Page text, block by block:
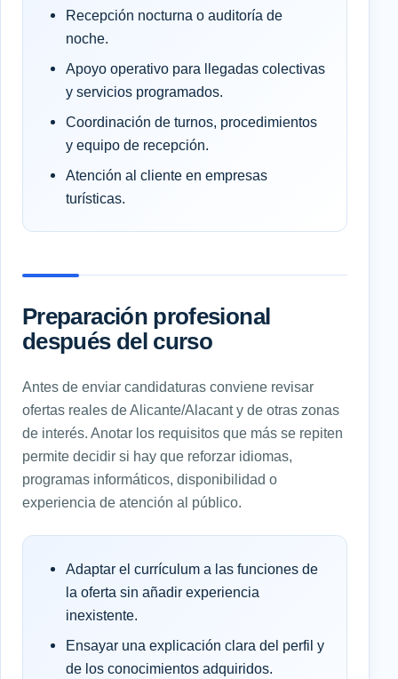
Recepción nocturna o auditoría de
noche.
Apoyo operativo para llegadas colectivas
y servicios programados.
Coordinación de turnos, procedimientos
y equipo de recepción.
Atención al cliente en empresas
turísticas.
Preparación profesional
después del curso
Antes de enviar candidaturas conviene revisar
ofertas reales de Alicante/Alacant y de otras zonas
de interés. Anotar los requisitos que más se repiten
permite decidir si hay que reforzar idiomas,
programas informáticos, disponibilidad o
experiencia de atención al público.
Adaptar el currículum a las funciones de
la oferta sin añadir experiencia
inexistente.
Ensayar una explicación clara del perfil y
de los conocimientos adquiridos.